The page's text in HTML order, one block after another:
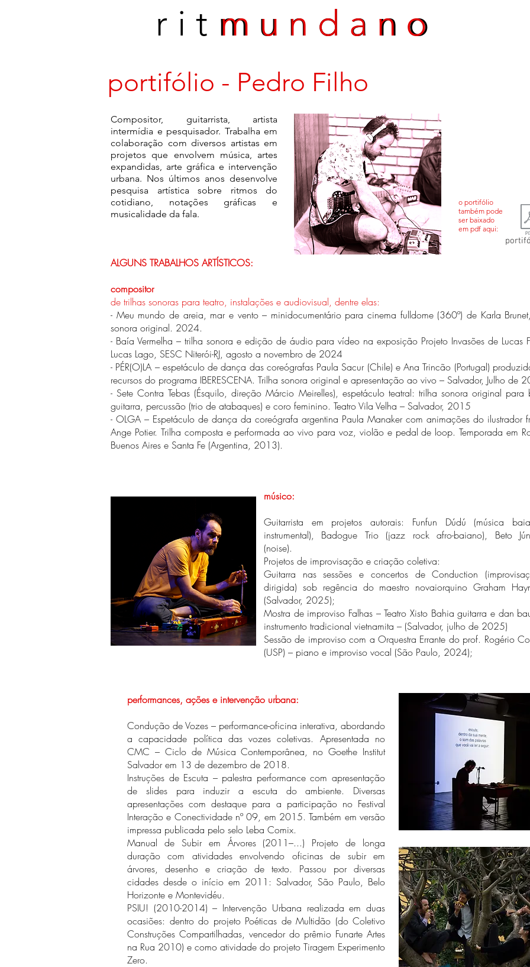
r i t m u n d a n o
m u n d a n o
portifólio - Pedro Filho
Compositor, guitarrista, artista
intermídia e pesquisador. Trabalha em
colaboração com diversos artistas em
projetos que envolvem música, artes
expandidas, arte gráfica e intervenção
urbana. Nos últimos anos desenvolve
pesquisa artística sobre ritmos do
cotidiano, notações gráficas e
musicalidade da fala.
o portifólio
também pode
ser baixado
em pdf aqui:
ALGUNS TRABALHOS ARTÍSTICOS:
compositor
de trilhas sonoras para teatro, instalações e audiovisual, dentre elas:
- Meu mundo de areia, mar e vento – minidocumentário para cinema fulldome (360º) de Karla
sonora original. 2024.
- Baía Vermelha – trilha sonora e edição de áudio para vídeo na exposição Projeto Invasões de Lucas
Lucas Lago, SESC Niterói-RJ, agosto a novembro de 2024
- PÉR(O)LA – espetáculo de dança das coreógrafas Paula Sacur (Chile) e Ana Trincão (Portugal)
recursos do programa IBERESCENA. Trilha sonora original e apresentação ao vivo – Salvador, Julho de
- Sete Contra Tebas (Ésquilo, direção Márcio Meirelles), espetáculo teatral: trilha sonora original para
guitarra, percussão (trio de atabaques) e coro feminino. Teatro Vila Velha – Salvador, 2015
- OLGA – Espetáculo de dança da coreógrafa argentina Paula Manaker com animações do ilustrador
Ange Potier. Trilha composta e performada ao vivo para voz, violão e pedal de loop. Temporada em
Buenos Aires e Santa Fe (Argentina, 2013).
músico:
Guitarrista em projetos autorais: Funfun Dúdú (música
instrumental), Badogue Trio (jazz rock afro-baiano), Beto
(noise).
Projetos de improvisação e criação coletiva:
Guitarra nas sessões e concertos de Conduction
dirigida) sob regência do maestro novaiorquino Graham
(Salvador, 2025);
Mostra de improviso Falhas – Teatro Xisto Bahia guitarra e dan
instrumento tradicional vietnamita – (Salvador, julho de 2025)
Sessão de improviso com a Orquestra Errante do prof. Rogério
(USP) – piano e improviso vocal (São Paulo, 2024);
performances, ações e intervenção urbana:
Condução de Vozes – performance-oficina interativa, abordando
a capacidade política das vozes coletivas. Apresentada no
CMC – Ciclo de Música Contemporânea, no Goethe Institut
Salvador em 13 de dezembro de 2018.
Instruções de Escuta – palestra performance com apresentação
de slides para induzir a escuta do ambiente. Diversas
apresentações com destaque para a participação no Festival
Interação e Conectividade nº 09, em 2015. Também em versão
impressa publicada pelo selo Leba Comix.
Manual de Subir em Árvores (2011–...) Projeto de longa
duração com atividades envolvendo oficinas de subir em
árvores, desenho e criação de texto. Passou por diversas
cidades desde o início em 2011: Salvador, São Paulo, Belo
Horizonte e Montevidéu.
PSIU! (2010-2014) – Intervenção Urbana realizada em duas
ocasiões: dentro do projeto Poéticas de Multidão (do Coletivo
Construções Compartilhadas, vencedor do prêmio Funarte Artes
na Rua 2010) e como atividade do projeto Tiragem Experimento
Zero.